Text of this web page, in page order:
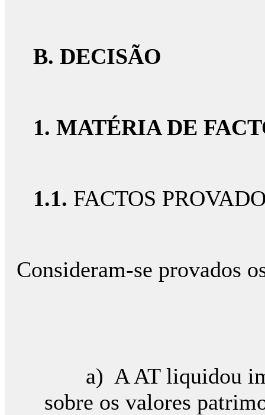
B. DECISÃO
1. MATÉRIA DE
1.1. FACTOS
Consideram-se provados
a) A AT liquidou
sobre os valores